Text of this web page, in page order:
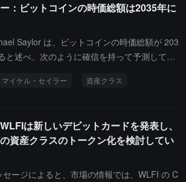
格と基礎資産価格が乖離しやすいことを指摘
ットフォームはこの問題を重点的に解決し、
厳密に整合させ、配当や企業行動のマッピン
で、トークン化資産と実際の基礎資産との一
取引所エコシステムをさらに充実させること
格有所下跌，但其交易价格仍是 2024 年水平
里，加密行业表现非常、非常好，因此人们获
任何形式的整合实际上对行业都是有益的，能
脚跟。"在被问及赵长鹏在美国总统特朗普 10
：ビットコインの時価総額は2035年に
Saylor は、ビットコインの時価総額が 203
と述べ、次のように確信を持って予測してい
なるだろう。」
マイケル・セイラー 資産クラス
は新しいデビットカードを発表し、
資産クラスのトークン化を検討してい
ージによると、市場の情報では、WLFI の C